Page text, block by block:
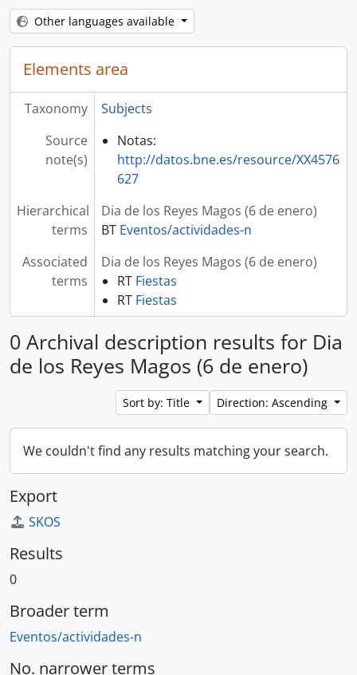
Other languages available
Elements area
Taxonomy
Subjects
Source
note(s)
Notas:
http://datos.bne.es/resource/XX4576
627
Hierarchical
terms
Dia de los Reyes Magos (6 de enero)
BT Eventos/actividades-n
Associated
terms
Dia de los Reyes Magos (6 de enero)
RT Fiestas
RT Fiestas
0 Archival description results for Dia
de los Reyes Magos (6 de enero)
Sort by: Title Direction: Ascending
We couldn't find any results matching your search.
Export
SKOS
Results
0
Broader term
Eventos/actividades-n
No. narrower terms